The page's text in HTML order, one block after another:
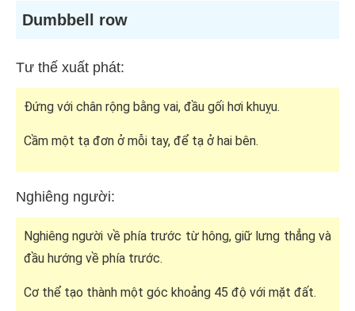
Dumbbell row
Tư thế xuất phát:
Đứng với chân rộng bằng vai, đầu gối hơi khuỵu.
Cầm một tạ đơn ở mỗi tay, để tạ ở hai bên.
Nghiêng người:
Nghiêng người về phía trước từ hông, giữ lưng thẳng và
đầu hướng về phía trước.
Cơ thể tạo thành một góc khoảng 45 độ với mặt đất.